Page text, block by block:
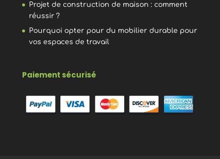
Projet de construction de maison : comment
réussir ?
Pourquoi opter pour du mobilier durable pour
vos espaces de travail
Paiement sécurisé